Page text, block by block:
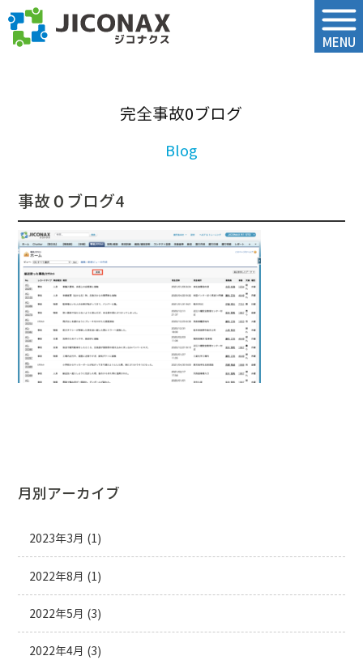
MENU
完全事故0ブログ
事故０ブログ4
月別アーカイブ
2023年3月 (1)
2022年8月 (1)
2022年5月 (3)
2022年4月 (3)